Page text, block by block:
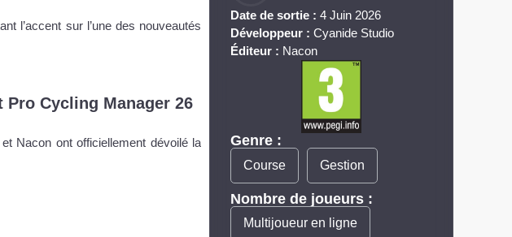
l’accent sur l’une des nouveautés
Pro Cycling Manager 26
Nacon ont officiellement dévoilé la
Date de sortie : 4 Juin 2026
Développeur : Cyanide Studio
Éditeur : Nacon
Genre :
Course Gestion
Nombre de joueurs :
Multijoueur en ligne